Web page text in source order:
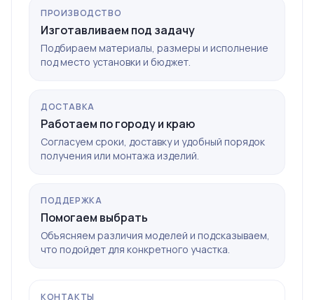
ПРОИЗВОДСТВО
Изготавливаем под задачу
Подбираем материалы, размеры и исполнение
под место установки и бюджет.
ДОСТАВКА
Работаем по городу и краю
Согласуем сроки, доставку и удобный порядок
получения или монтажа изделий.
ПОДДЕРЖКА
Помогаем выбрать
Объясняем различия моделей и подсказываем,
что подойдет для конкретного участка.
КОНТАКТЫ